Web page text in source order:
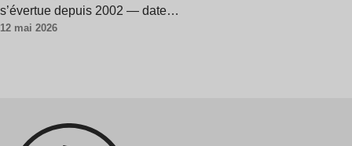
s’évertue depuis 2002 — date…
12 mai 2026